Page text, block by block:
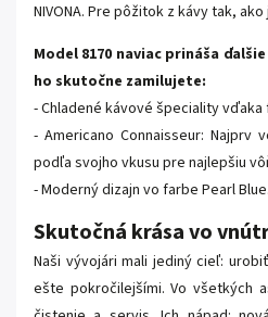
NIVONA. Pre pôžitok z kávy tak, ako
Model 8170 naviac prináša
ho skutočne zamilujete:
- Chladené kávové špeciality vďaka
- Americano Connaisseur: Najprv
podľa svojho vkusu pre najlepšiu
- Moderný dizajn vo farbe Pearl Blue.
Skutočná krása vo
Naši vývojári mali jediný cieľ:
ešte pokročilejšími. Vo všetkých